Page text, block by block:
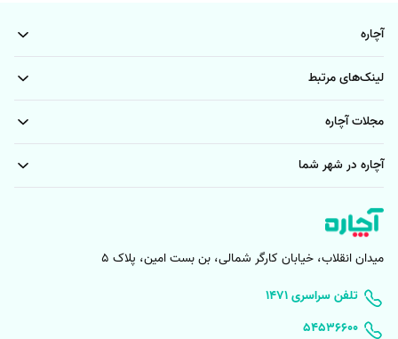
آچاره
لینک‌های مرتبط
مجلات آچاره
آچاره در شهر شما
میدان انقلاب، خیابان کارگر شمالی، بن بست امین، پلاک 5
۱۴۷۱ تلفن سراسری
۵۴۵۳۶۶۰۰